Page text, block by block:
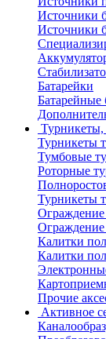
Источники
Источники
Батарейки
Батарейные
Турникеты,
Турникеты
Тумбовые
Роторные
Турникеты
Ограждение
Ограждение
Калитки
Калитки
Прочие
Активное